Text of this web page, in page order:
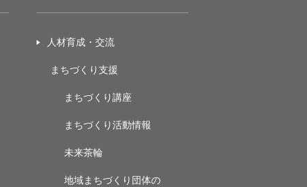
人材育成・交流
まちづくり支援
まちづくり講座
まちづくり活動情報
未来茶輪
地域まちづくり団体の